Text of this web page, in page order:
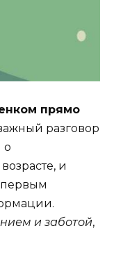
прямо
разговор
о
и
первым
и заботой,